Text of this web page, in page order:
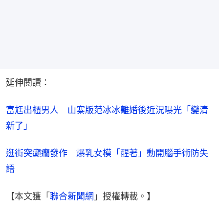
延伸閱讀：
富尪出櫃男人　山寨版范冰冰離婚後近況曝光「變清
新了」
逛街突癲癇發作　爆乳女模「醒著」動開腦手術防失
語
【本文獲「 聯合新聞網 」授權轉載。】